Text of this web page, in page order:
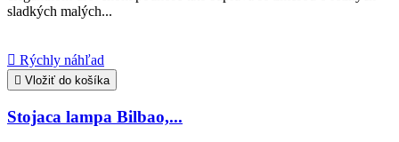
sladkých malých...
 Rýchly náhľad
 Vložiť do košíka
Stojaca lampa Bilbao,...